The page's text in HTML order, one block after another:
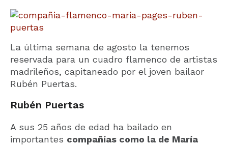
La última semana de agosto la tenemos
reservada para un cuadro flamenco de artistas
madrileños, capitaneado por el joven bailaor
Rubén Puertas.
Rubén Puertas
A sus 25 años de edad ha bailado en
importantes compañías como la de María